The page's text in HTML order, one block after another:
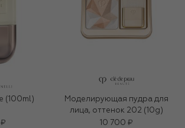
(100ml)
Моделирующая пудра для
лица, оттенок 202 (10g)
10 700 ₽